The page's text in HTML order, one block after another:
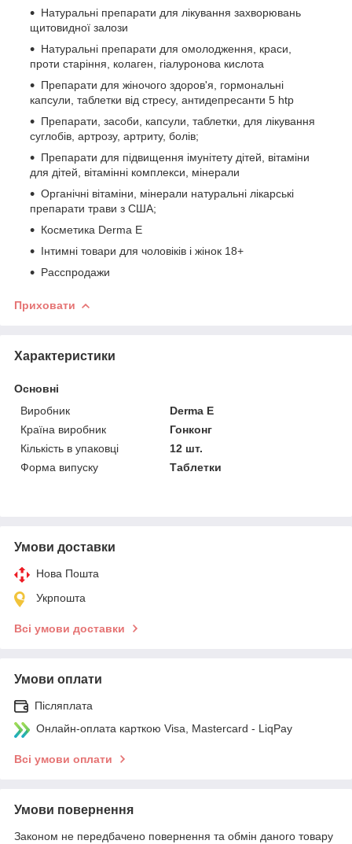
Натуральні препарати для лікування захворювань
щитовидної залози
Натуральні препарати для омолодження, краси,
проти старіння, колаген, гіалуронова кислота
Препарати для жіночого здоров'я, гормональні
капсули, таблетки від стресу, антидепресанти 5 htp
Препарати, засоби, капсули, таблетки, для лікування
суглобів, артрозу, артриту, болів;
Препарати для підвищення імунітету дітей, вітаміни
для дітей, вітамінні комплекси, мінерали
Органічні вітаміни, мінерали натуральні лікарські
препарати трави з США;
Косметика Derma E
Інтимні товари для чоловіків і жінок 18+
Расспродажи
Приховати
Характеристики
Основні
Виробник
Derma E
Країна виробник
Гонконг
Кількість в упаковці
12 шт.
Форма випуску
Таблетки
Умови доставки
Нова Пошта
Укрпошта
Всі умови доставки
Умови оплати
Післяплата
Онлайн-оплата карткою Visa, Mastercard - LiqPay
Всі умови оплати
Умови повернення
Законом не передбачено повернення та обмін даного товару